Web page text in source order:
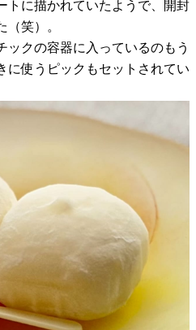
トに描かれていたようで、開封
笑）。
ックの容器に入っているのもう
に使うピックもセットされてい